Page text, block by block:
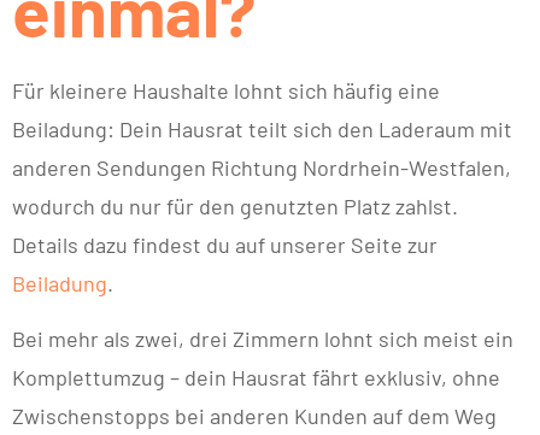
Für kleinere Haushalte lohnt sich häufig eine
Beiladung: Dein Hausrat teilt sich den Laderaum mit
anderen Sendungen Richtung Nordrhein-Westfalen,
wodurch du nur für den genutzten Platz zahlst.
Details dazu findest du auf unserer Seite zur
Beiladung.
Bei mehr als zwei, drei Zimmern lohnt sich meist ein
Komplettumzug – dein Hausrat fährt exklusiv, ohne
Zwischenstopps bei anderen Kunden auf dem Weg